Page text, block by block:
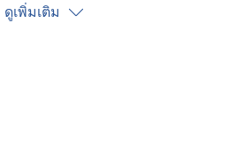
อยู่
ดูเพิ่มเติม